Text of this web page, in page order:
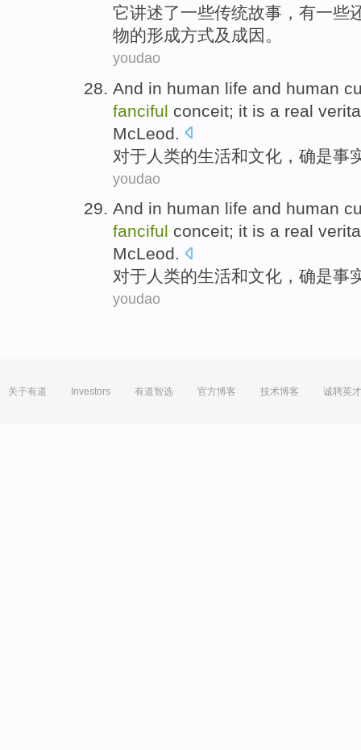
它讲述了一些传统故事，有一些
物的形成方式及 成因 。
youdao
And in human life and human
fanciful conceit; it is a real
McLeod
对于 人类的生活和文化 ， 确是事
youdao
And in human life and human
fanciful conceit; it is a real
McLeod.
对于 人类的生活和文化 ， 确是事
youdao
关于有道 Investors 有道智选 官方博客 技术博客 诚聘英才